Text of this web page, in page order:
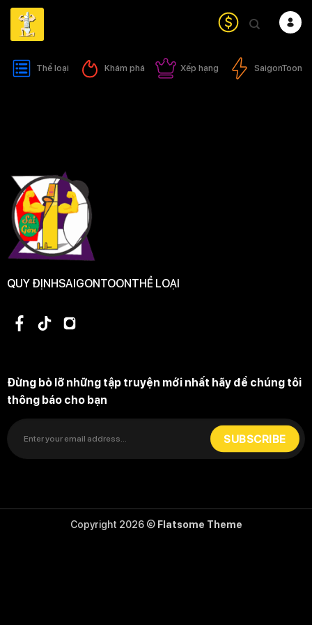
Bỏ
nội
dung
Thể loại Khám phá Xếp hạng SaigonToon
QUY ĐỊNHSAIGONTOONTHỂ LOẠI
Đừng bỏ lỡ những tập truyện mới nhất hãy để chúng tôi
thông báo cho bạn
Copyright 2026 © Flatsome Theme